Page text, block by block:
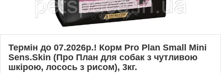
Термін до 07.2026р.! Корм Pro Plan Small Mini
Sens.Skin (Про План для собак з чутливою
шкірою, лосось з рисом), 3кг.